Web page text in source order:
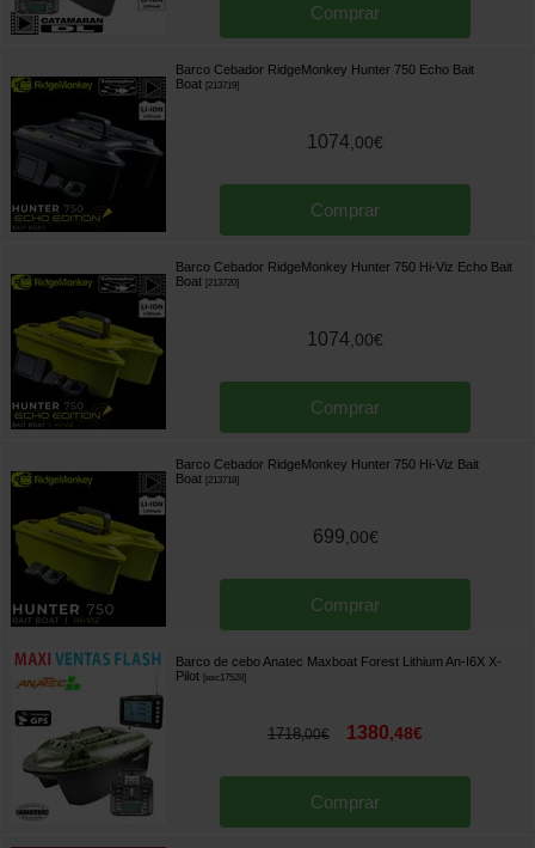
Comprar
Barco Cebador RidgeMonkey Hunter 750 Echo Bait
Boat [213719]
1074 00€
Comprar
Barco Cebador RidgeMonkey Hunter 750 Hi-Viz Echo Bait
Boat [213720]
1074 00€
Comprar
Barco Cebador RidgeMonkey Hunter 750 Hi-Viz Bait
Boat [213718]
699 00€
Comprar
Barco de cebo Anatec Maxboat Forest Lithium An-I6X X-
Pilot [esc17528]
1718,00€ 1380,48€
Comprar